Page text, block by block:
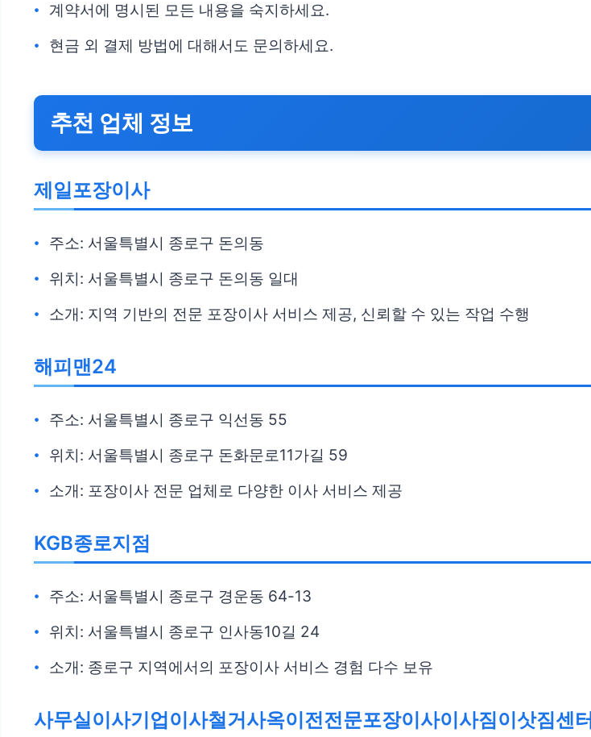
계약서에 명시된 모든 내용을 숙지하세요.
현금 외 결제 방법에 대해서도 문의하세요.
추천 업체 정보
제일포장이사
주소: 서울특별시 종로구 돈의동
위치: 서울특별시 종로구 돈의동 일대
소개: 지역 기반의 전문 포장이사 서비스 제공, 신뢰할 수 있는 작업 수행
해피맨24
주소: 서울특별시 종로구 익선동 55
위치: 서울특별시 종로구 돈화문로11가길 59
소개: 포장이사 전문 업체로 다양한 이사 서비스 제공
KGB종로지점
주소: 서울특별시 종로구 경운동 64-13
위치: 서울특별시 종로구 인사동10길 24
소개: 종로구 지역에서의 포장이사 서비스 경험 다수 보유
사무실이사기업이사철거사옥이전전문포장이사이사짐이삿짐센터